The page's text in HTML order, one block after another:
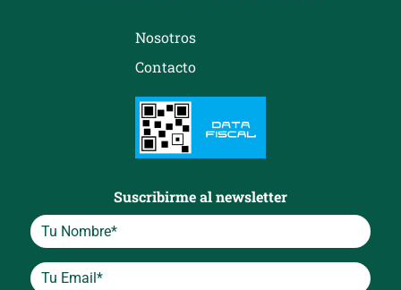
Nosotros
Contacto
Suscribirme al newsletter